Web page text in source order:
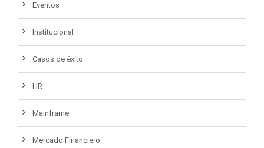
Eventos
Institucional
Casos de éxito
HR
Mainframe
Mercado Financiero